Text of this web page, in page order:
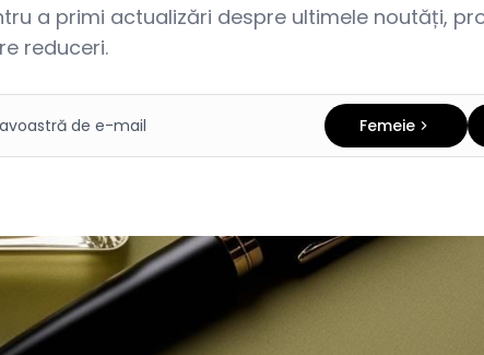
a primi actualizări despre ultimele noutăți,
reduceri.
Femeie